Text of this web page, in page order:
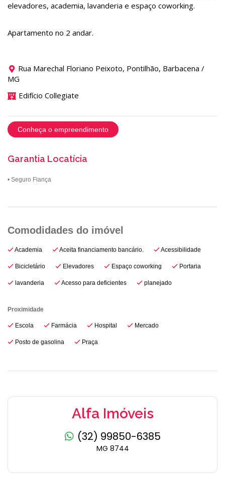
elevadores, academia, lavanderia e espaço coworking.
Apartamento no 2 andar.
Rua Marechal Floriano Peixoto, Pontilhão, Barbacena /
MG
Edifício Collegiate
Conheça o empreendimento
Garantia Locatícia
• Seguro Fiança
Academia Aceita financiamento bancário. Acessibilidade
Bicicletário Elevadores Espaço coworking Portaria
lavanderia Acesso para deficientes planejado
Proximidade
Escola Farmácia Hospital Mercado
Posto de gasolina Praça
Alfa Imóveis
(32) 99850-6385
MG 8744